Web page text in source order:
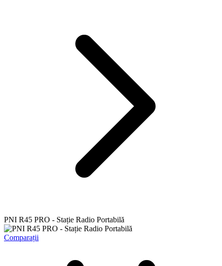
PNI R45 PRO - Stație Radio Portabilă
Comparații